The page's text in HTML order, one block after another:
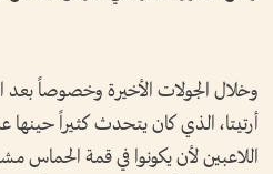
وخلال الجولات الأخيرة وخصوصاً بعد
أرتيتا، الذي كان يتحدث كثيراً
اللاعبين لأن يكونوا في قمة الحماس